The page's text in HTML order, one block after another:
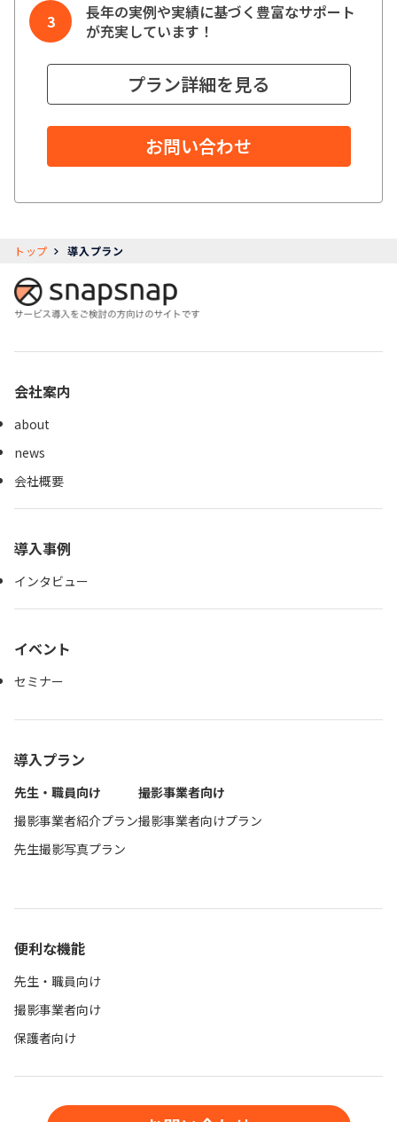
長年の実例や実績に基づく豊富なサポート
が充実しています！
プラン詳細を見る
お問い合わせ
トップ 導入プラン
会社案内
about
news
会社概要
導入事例
インタビュー
イベント
セミナー
導入プラン
先生・職員向け
撮影事業者紹介プラン
先生撮影写真プラン
撮影事業者向け
撮影事業者向けプラン
便利な機能
先生・職員向け
撮影事業者向け
保護者向け